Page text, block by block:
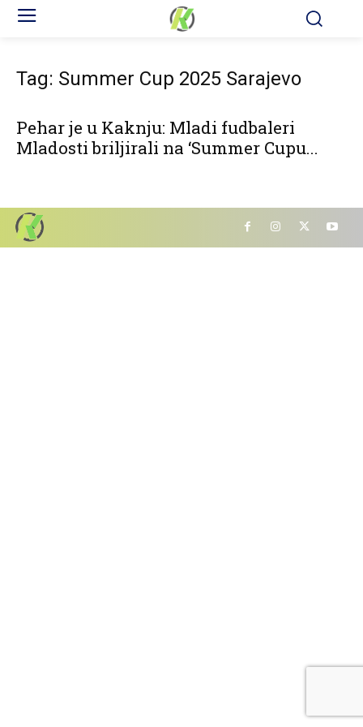
Tag: Summer Cup 2025 Sarajevo
Pehar je u Kaknju: Mladi fudbaleri
Mladosti briljirali na ‘Summer Cupu...